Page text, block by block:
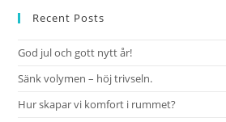
Recent Posts
God jul och gott nytt år!
Sänk volymen – höj trivseln.
Hur skapar vi komfort i rummet?